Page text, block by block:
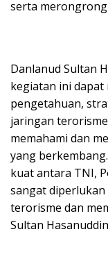
serta
Danlanud Sultan
kegiatan ini
pengetahuan,
jaringan
memahami dan
yang
kuat antara TNI,
sangat
terorisme dan
Sultan